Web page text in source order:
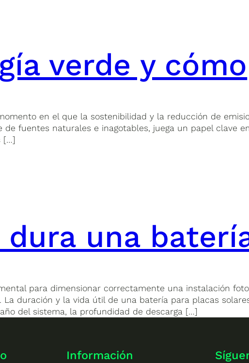
verde y cómo
en el que la sostenibilidad y la reducción de
fuentes naturales e inagotables, juega un papel clave
[…]
dura una
para dimensionar correctamente una instalación
duración y la vida útil de una batería para placas
del sistema, la profundidad de descarga […]
Información